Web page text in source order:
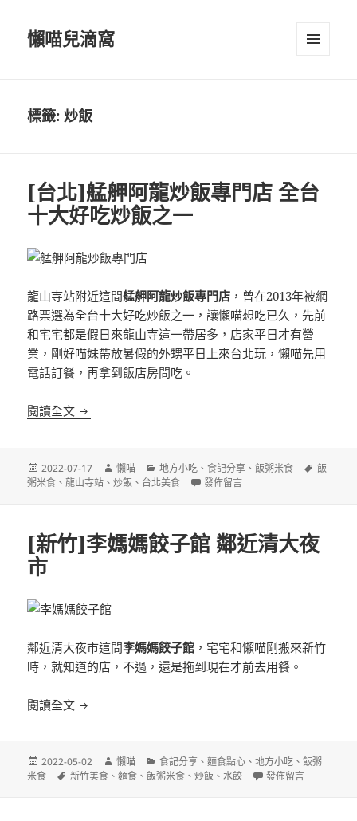
懶喵兒滴窩
標籤:炒飯
[台北]艋舺阿龍炒飯專門店 全台
十大好吃炒飯之一
龍山寺站附近這間艋舺阿龍炒飯專門店 ，曾在2013年被網
路票選為全台十大好吃炒飯之一，讓懶喵想吃已久，先前
和宅宅都是假日來龍山寺這一帶居多，店家平日才有營
業，剛好喵妹帶放暑假的外甥平日上來台北玩，懶喵先用
電話訂餐，再拿到飯店房間吃。
閱讀全文 [台北]艋舺阿龍炒飯專門店 全台十大好吃炒飯之一
發
佈
2022-07-17
作
者
懶喵
分
類
地方小吃 、食記分享 、飯粥米食
標
飯
粥米食 、龍山寺站 、炒飯 、 台北美食 在〈[台北]艋舺阿龍炒飯專門店 全
發佈留言
[新竹]李媽媽餃子館 鄰近清大夜
市
鄰近清大夜市這間李媽媽餃子館 ，宅宅和懶喵剛搬來新竹
時，就知道的店，不過，還是拖到現在才前去用餐。
閱讀全文 [新竹]李媽媽餃子館 鄰近清大夜市
發
佈
2022-05-02
作
者
懶喵
分
類
食記分享 、麵食點心 、地方小吃 、飯粥
米食
標
新竹美食 、麵食 、飯粥米食 、炒飯 、 水餃 在〈[新竹]李媽媽餃
發佈留言